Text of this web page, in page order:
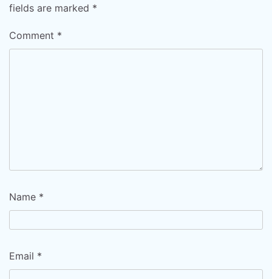
fields are marked *
Comment *
Name *
Email *